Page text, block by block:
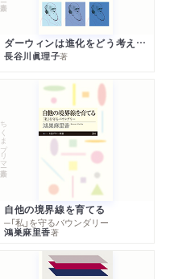
ダーウィンは進化をどう考えたのか
長谷川眞理子著
ちくまプリマー新書
自他の境界線を育てる
─「私」を守るバウンダリー
鴻巣麻里香著